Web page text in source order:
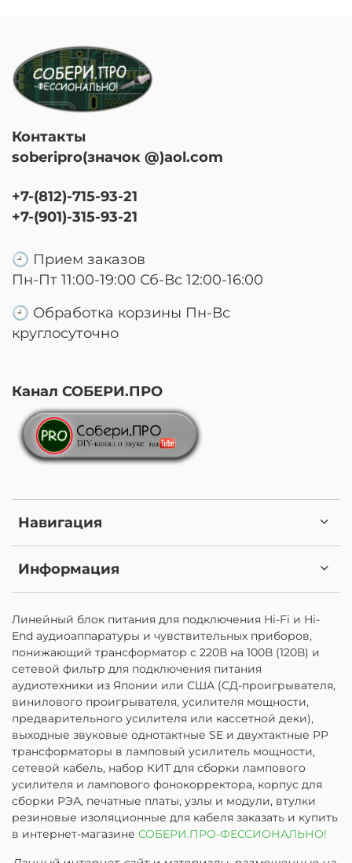
Навигация
Информация
Контакты
soberipro(значок @)aol.com
+7-(812)-715-93-21
+7-(901)-315-93-21
🕘 Прием заказов
Пн-Пт 11:00-19:00 Сб-Вс 12:00-16:00
🕘 Обработка корзины Пн-Вс
круглосуточно
Канал СОБЕРИ.ПРО
Линейный блок питания для подключения Hi-Fi и Hi-
End аудиоаппаратуры и чувствительных приборов,
понижающий трансформатор с 220В на 100В (120В) и
сетевой фильтр для подключения питания
аудиотехники из Японии или США (СД-проигрывателя,
винилового проигрывателя, усилителя мощности,
предварительного усилителя или кассетной деки),
выходные звуковые однотактные SE и двухтактные PP
трансформаторы в ламповый усилитель мощности,
сетевой кабель, набор КИТ для сборки лампового
усилителя и лампового фонокорректора, корпус для
сборки РЭА, печатные платы, узлы и модули, втулки
резиновые изоляционные для кабеля заказать и купить
в интернет-магазине СОБЕРИ.ПРО-ФЕССИОНАЛЬНО!